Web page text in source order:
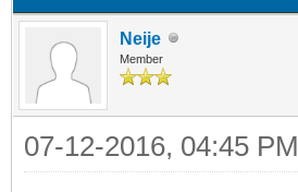
Neije
Member
07-12-2016, 04:45 PM